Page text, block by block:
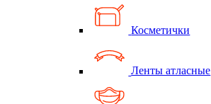
Косметички
Ленты атласные